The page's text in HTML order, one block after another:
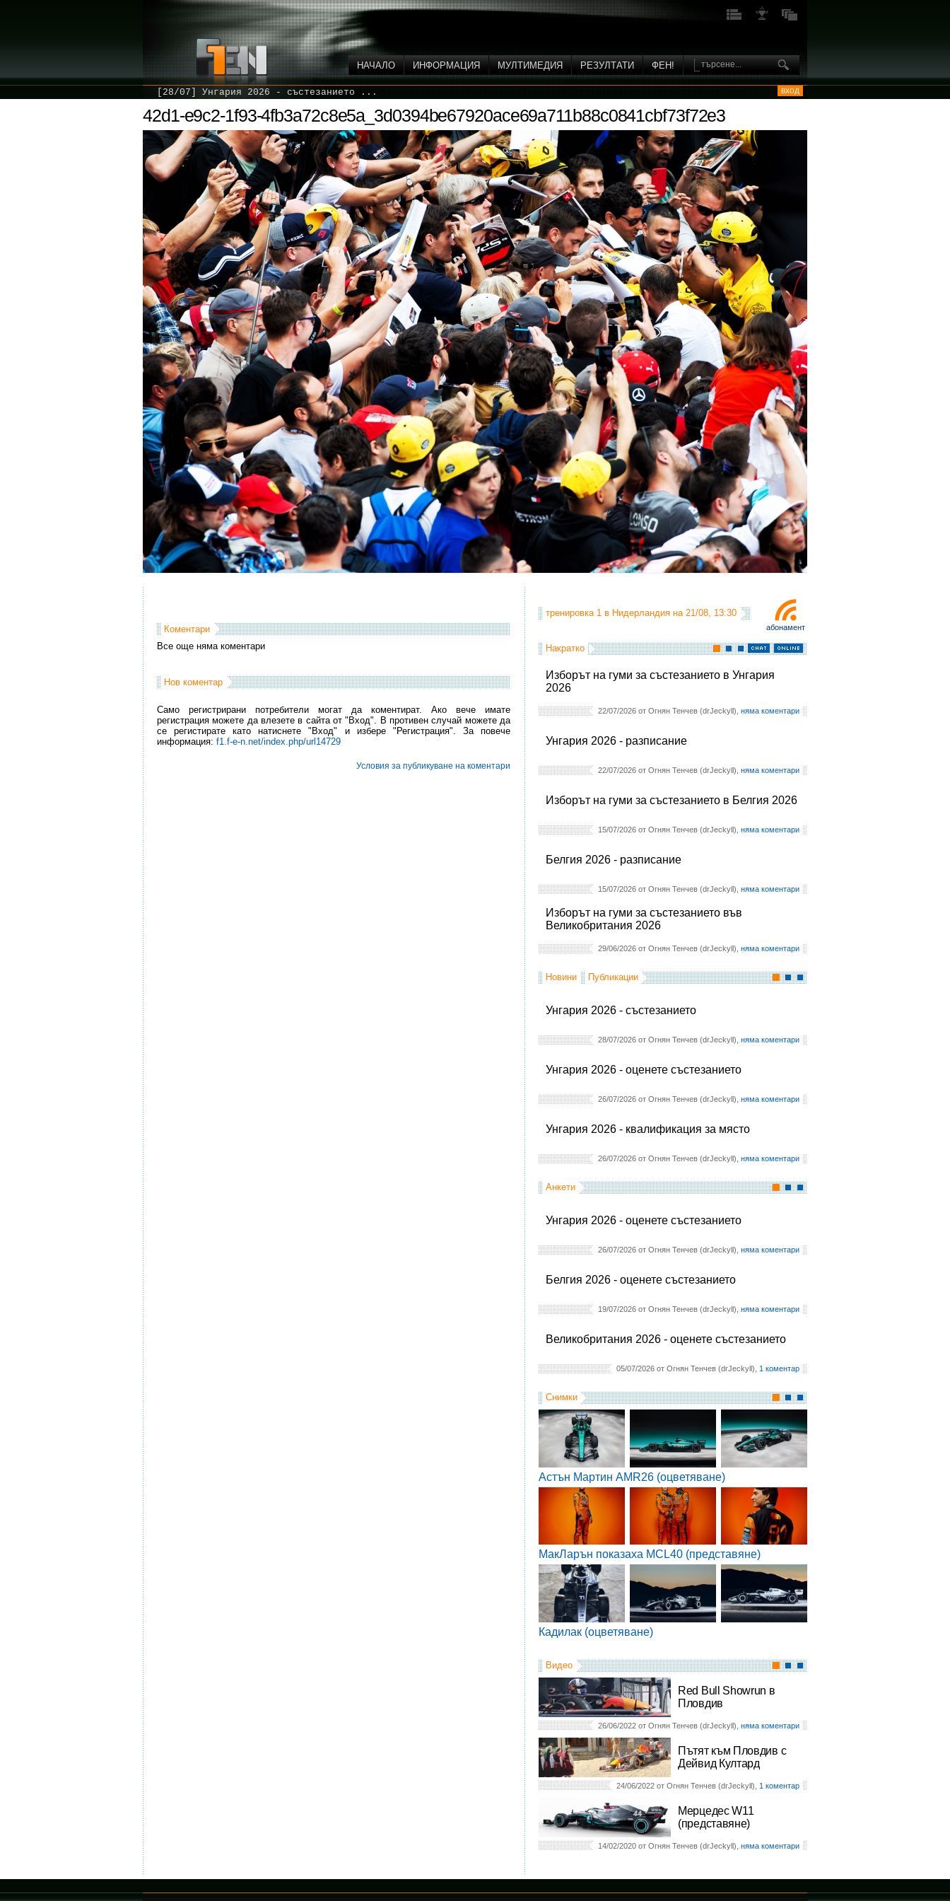
НАЧАЛО ИНФОРМАЦИЯ МУЛТИМЕДИЯ РЕЗУЛТАТИ ФЕН!
[28/07] Унгария 2026 - състезанието ... вход
42d1-e9c2-1f93-4fb3a72c8e5a_3d0394be67920ace69a711b88c0841cbf73f72e3
абонамент
тренировка 1 в Нидерландия на 21/08, 13:30
Накратко
Изборът на гуми за състезанието в Унгария
2026
22/07/2026 от Огнян Тенчев (drJeckyll), няма коментари
Унгария 2026 - разписание
22/07/2026 от Огнян Тенчев (drJeckyll), няма коментари
Изборът на гуми за състезанието в Белгия 2026
15/07/2026 от Огнян Тенчев (drJeckyll), няма коментари
Белгия 2026 - разписание
15/07/2026 от Огнян Тенчев (drJeckyll), няма коментари
Изборът на гуми за състезанието във
Великобритания 2026
29/06/2026 от Огнян Тенчев (drJeckyll), няма коментари
Новини Публикации
Унгария 2026 - състезанието
28/07/2026 от Огнян Тенчев (drJeckyll), няма коментари
Унгария 2026 - оценете състезанието
26/07/2026 от Огнян Тенчев (drJeckyll), няма коментари
Унгария 2026 - квалификация за място
26/07/2026 от Огнян Тенчев (drJeckyll), няма коментари
Анкети
Унгария 2026 - оценете състезанието
26/07/2026 от Огнян Тенчев (drJeckyll), няма коментари
Белгия 2026 - оценете състезанието
19/07/2026 от Огнян Тенчев (drJeckyll), няма коментари
Великобритания 2026 - оценете състезанието
05/07/2026 от Огнян Тенчев (drJeckyll), 1 коментар
Снимки
Астън Мартин AMR26 (оцветяване)
МакЛарън показаха MCL40 (представяне)
Кадилак (оцветяване)
Видео
Red Bull Showrun в
Пловдив
26/06/2022 от Огнян Тенчев (drJeckyll), няма коментари
Пътят към Пловдив с
Дейвид Култард
24/06/2022 от Огнян Тенчев (drJeckyll), 1 коментар
Мерцедес W11
(представяне)
14/02/2020 от Огнян Тенчев (drJeckyll), няма коментари
Коментари
Все още няма коментари
Нов коментар
Само регистрирани потребители могат да коментират. Ако вече имате
регистрация можете да влезете в сайта от "Вход". В противен случай можете да
се регистирате като натиснете "Вход" и избере "Регистрация". За повече
информация: f1.f-e-n.net/index.php/url14729
Условия за публикуване на коментари